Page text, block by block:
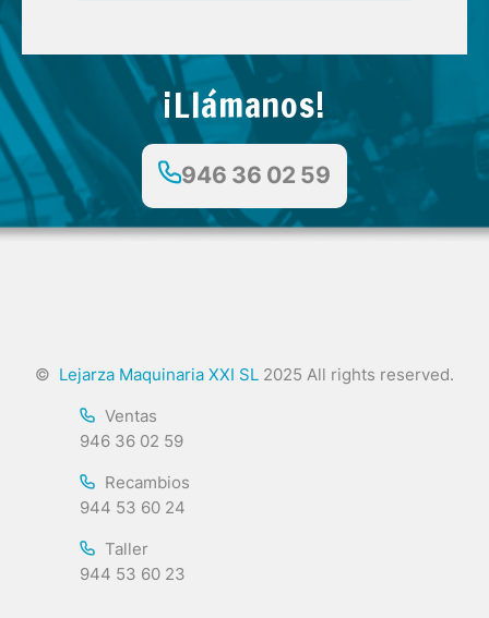
¡Llámanos!
946 36 02 59
© Lejarza Maquinaria XXI SL 2025 All rights reserved.
Ventas
946 36 02 59
Recambios
944 53 60 24
Taller
944 53 60 23